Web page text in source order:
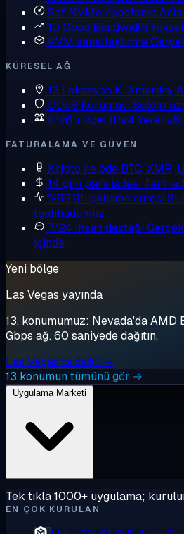
Saf NVMe depolama
10 Gbps Bandwidth
KVM sanallaştırma
KÜRESEL AĞ
13 Lokasyon K. Amerika,
DDoS Koruması Saldırı
IPv6 + özel IPv4 Yerel
FATURALAMA VE GÜVEN
Kripto ile öde BTC, XMR,
14 gün para iadesi Tam
%99,95 çalışma süresi
taahhüdümüz
7/24 insan desteği
içinde
Yeni bölge
Las Vegas yayında
13. konumumuz: Nevada'da AMD
Gbps ağ. 60 saniyede dağıtın.
Las Vegas'ta dağıt →
13 konumun tümünü gör →
Tek tıkla 1000+ uygulama;
EN ÇOK KURULAN